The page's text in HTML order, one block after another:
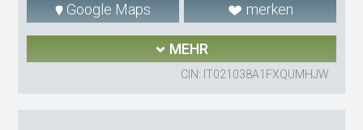
Google Maps merken
MEHR
CIN: IT021038A1FXQUMHJW